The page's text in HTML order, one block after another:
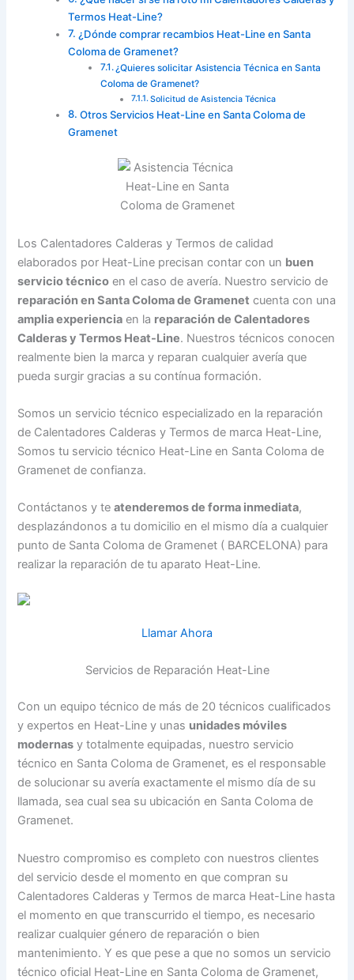
Termos Heat-Line?
¿Dónde comprar recambios Heat-Line en Santa
Coloma de Gramenet?
¿Quieres solicitar Asistencia Técnica en Santa
Coloma de Gramenet?
Solicitud de Asistencia Técnica
Otros Servicios Heat-Line en Santa Coloma de
Gramenet
Los Calentadores Calderas y Termos de calidad
elaborados por Heat-Line precisan contar con un buen
servicio técnico en el caso de avería. Nuestro servicio de
reparación en Santa Coloma de Gramenet cuenta con una
amplia experiencia en la reparación de Calentadores
Calderas y Termos Heat-Line. Nuestros técnicos conocen
realmente bien la marca y reparan cualquier avería que
pueda surgir gracias a su contínua formación.
Somos un servicio técnico especializado en la reparación
de Calentadores Calderas y Termos de marca Heat-Line,
Somos tu servicio técnico Heat-Line en Santa Coloma de
Gramenet de confianza.
Contáctanos y teatenderemos de forma inmediata,
desplazándonos a tu domicilio en el mismo día a cualquier
punto de Santa Coloma de Gramenet ( BARCELONA) para
realizar la reparación de tu aparato Heat-Line.
Llamar Ahora
Servicios de Reparación Heat-Line
Con un equipo técnico de más de 20 técnicos cualificados
y expertos en Heat-Line y unas unidades móviles
modernas y totalmente equipadas, nuestro servicio
técnico en Santa Coloma de Gramenet, es el responsable
de solucionar su avería exactamente el mismo día de su
llamada, sea cual sea su ubicación en Santa Coloma de
Gramenet.
Nuestro compromiso es completo con nuestros clientes
del servicio desde el momento en que compran su
Calentadores Calderas y Termos de marca Heat-Line hasta
el momento en que transcurrido el tiempo, es necesario
realizar cualquier género de reparación o bien
mantenimiento. Y es que pese a que no somos un servicio
técnico oficial Heat-Line en Santa Coloma de Gramenet,